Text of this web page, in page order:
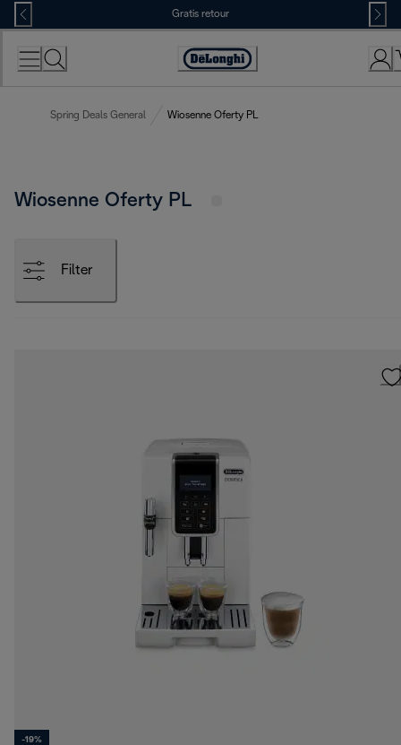
Skip
to
Content
Gratis retour
Accessibility
Spring Deals General Wiosenne Oferty PL
Wiosenne Oferty PL
Filter
-19%